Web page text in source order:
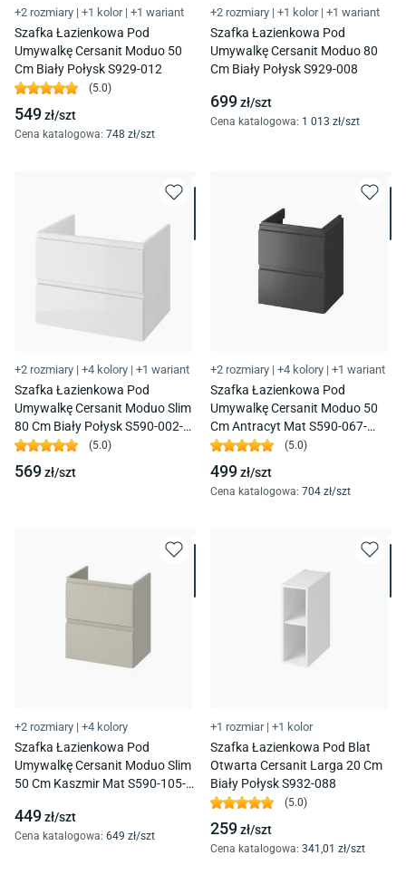
+2 rozmiary | +1 kolor | +1 wariant
Szafka Łazienkowa Pod
Umywalkę Cersanit Moduo 50
Cm Biały Połysk S929-012
(5.0)
549zł/szt
Cena katalogowa: 748 zł/szt
+2 rozmiary | +1 kolor | +1 wariant
Szafka Łazienkowa Pod
Umywalkę Cersanit Moduo 80
Cm Biały Połysk S929-008
699zł/szt
Cena katalogowa: 1 013 zł/szt
+2 rozmiary | +4 kolory | +1 wariant
Szafka Łazienkowa Pod
Umywalkę Cersanit Moduo Slim
80 Cm Biały Połysk S590-002-
Dsm
(5.0)
569zł/szt
+2 rozmiary | +4 kolory | +1 wariant
Szafka Łazienkowa Pod
Umywalkę Cersanit Moduo 50
Cm Antracyt Mat S590-067-
Dsm
(5.0)
499zł/szt
Cena katalogowa: 704 zł/szt
+2 rozmiary | +4 kolory
Szafka Łazienkowa Pod
Umywalkę Cersanit Moduo Slim
50 Cm Kaszmir Mat S590-105-
449zł/szt
Cena katalogowa: 649 zł/szt
+1 rozmiar | +1 kolor
Szafka Łazienkowa Pod Blat
Otwarta Cersanit Larga 20 Cm
Biały Połysk S932-088
(5.0)
259zł/szt
Cena katalogowa: 341 ,01 zł/szt